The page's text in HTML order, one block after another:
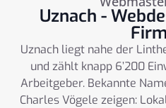
Uznach -
Uznach liegt nahe der
und zählt knapp 6’200
Arbeitgeber. Bekannte
Charles Vögele zeigen: